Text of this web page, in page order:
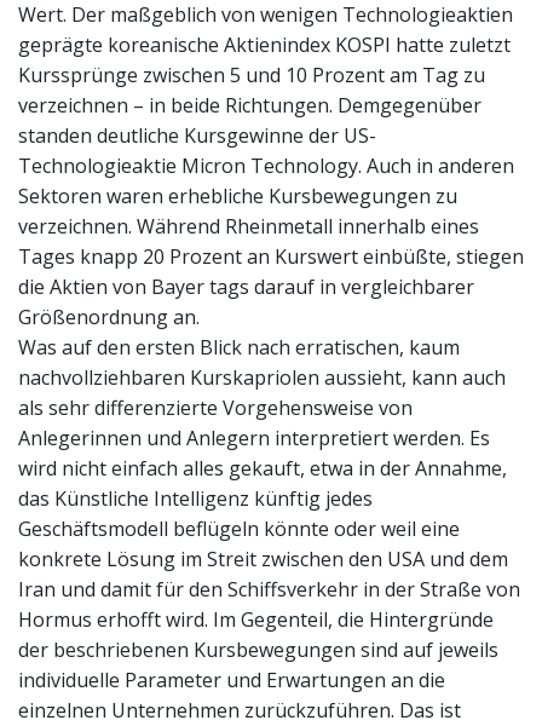
Wert. Der maßgeblich von wenigen Technologieaktien
geprägte koreanische Aktienindex KOSPI hatte zuletzt
Kurssprünge zwischen 5 und 10 Prozent am Tag zu
verzeichnen – in beide Richtungen. Demgegenüber
standen deutliche Kursgewinne der US-
Technologieaktie Micron Technology. Auch in anderen
Sektoren waren erhebliche Kursbewegungen zu
verzeichnen. Während Rheinmetall innerhalb eines
Tages knapp 20 Prozent an Kurswert einbüßte, stiegen
die Aktien von Bayer tags darauf in vergleichbarer
Größenordnung an.
Was auf den ersten Blick nach erratischen, kaum
nachvollziehbaren Kurskapriolen aussieht, kann auch
als sehr differenzierte Vorgehensweise von
Anlegerinnen und Anlegern interpretiert werden. Es
wird nicht einfach alles gekauft, etwa in der Annahme,
das Künstliche Intelligenz künftig jedes
Geschäftsmodell beflügeln könnte oder weil eine
konkrete Lösung im Streit zwischen den USA und dem
Iran und damit für den Schiffsverkehr in der Straße von
Hormus erhofft wird. Im Gegenteil, die Hintergründe
der beschriebenen Kursbewegungen sind auf jeweils
individuelle Parameter und Erwartungen an die
einzelnen Unternehmen zurückzuführen. Das ist